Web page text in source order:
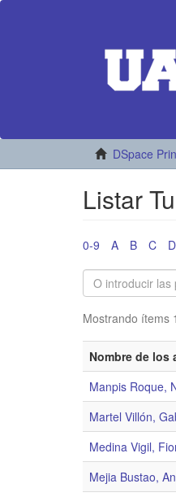
DSpace
Listar
0-9 A B C D
Mostrando ítems
Nombre de los
Manpis Roque,
Martel Villón,
Medina Vigil,
Mejia Bustao,